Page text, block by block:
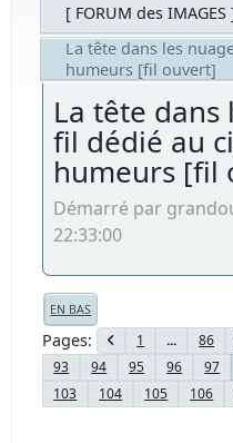
[ FORUM des IMAGES
La tête dans les
humeurs [fil ouvert]
La tête dans
fil dédié au
humeurs [fil
Démarré par
22:33:00
EN BAS
Pages 1 ... 86
93
94 95 96 97
103
104 105 106